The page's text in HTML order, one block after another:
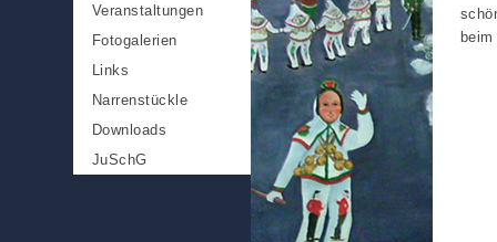
Veranstaltungen
Fotogalerien
Links
Narrenstückle
Downloads
JuSchG